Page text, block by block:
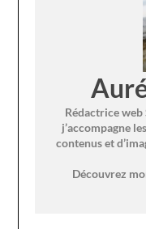
Rédactrice
j’accompagne
contenus et
Découvrez